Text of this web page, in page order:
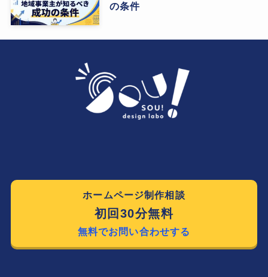
の条件
ホームページ制作相談
初回30分無料
無料でお問い合わせする